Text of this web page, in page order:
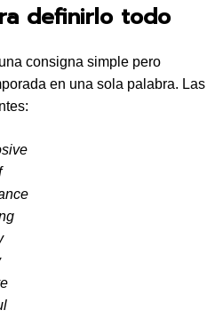
definirlo todo
consigna simple pero
en una sola palabra. Las